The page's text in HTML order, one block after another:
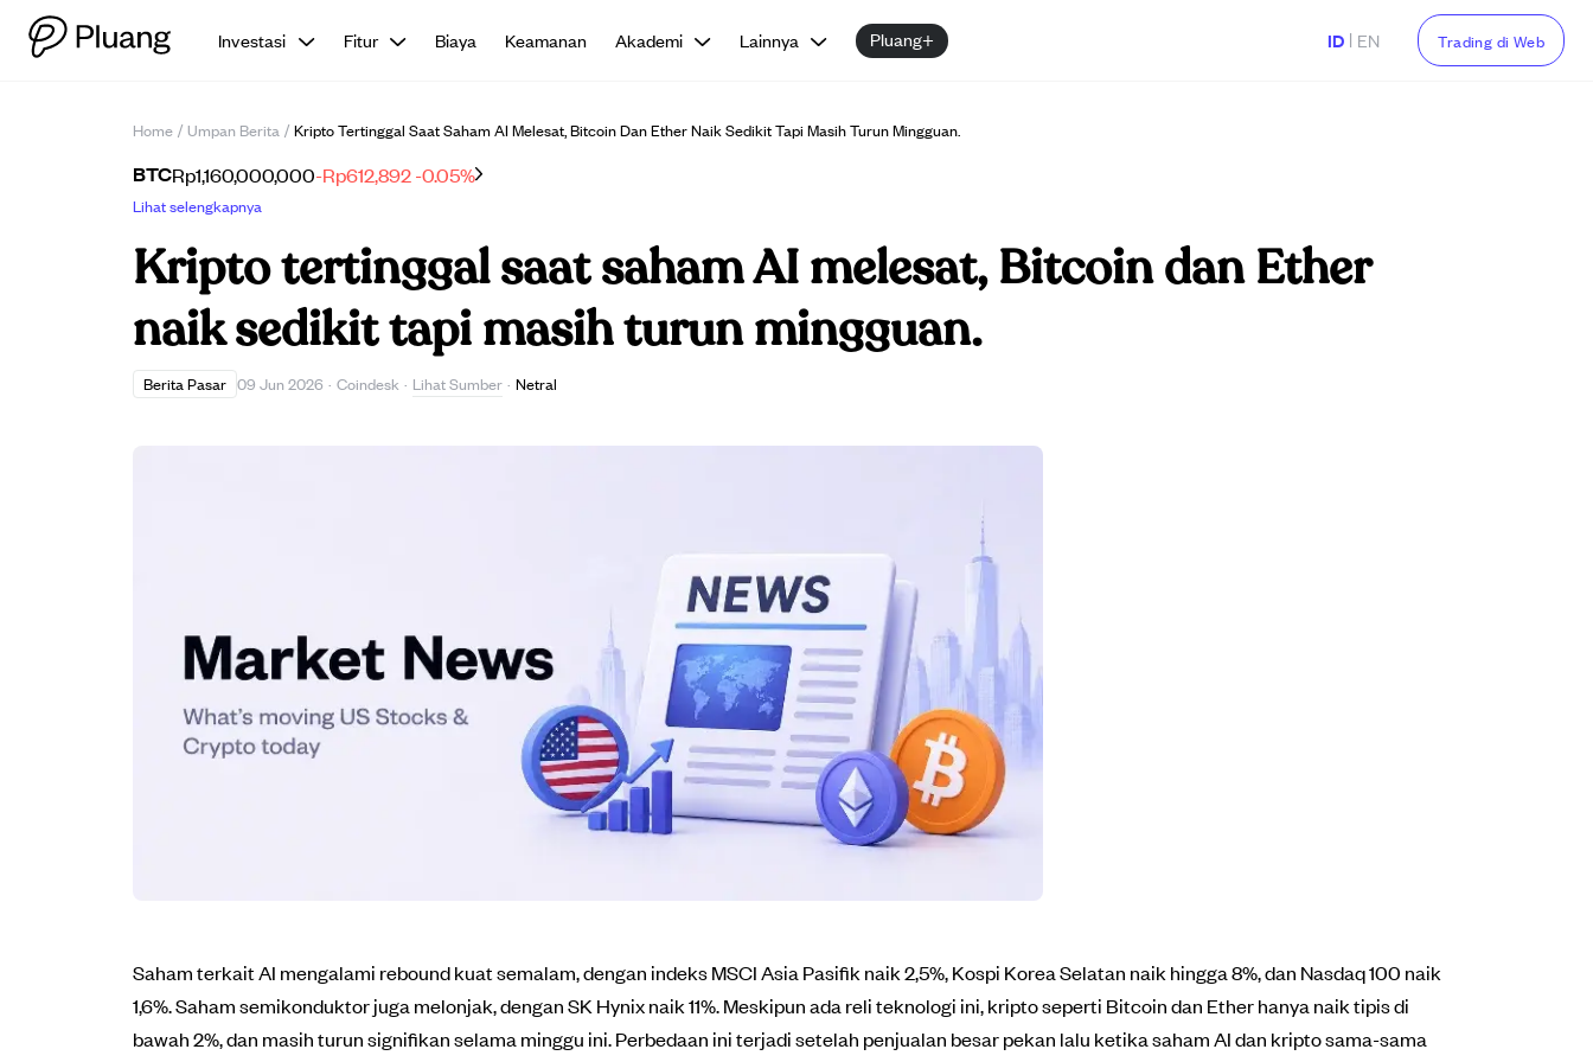
Investasi Fitur Biaya Keamanan Akademi Lainnya Pluang+ ID | EN Trading di Web
Home / Umpan Berita / Kripto Tertinggal Saat Saham AI Melesat, Bitcoin Dan Ether Naik Sedikit Tapi Masih Turun Mingguan.
BTCRp1,160,000,000-Rp612,892-0.05%
Lihat selengkapnya
Kripto tertinggal saat saham AI melesat, Bitcoin dan Ether
naik sedikit tapi masih turun mingguan.
Berita Pasar 09 Jun 2026 · Coindesk · Lihat Sumber · Netral
Saham terkait AI mengalami rebound kuat semalam, dengan indeks MSCI Asia Pasifik naik 2,5%, Kospi Korea Selatan naik hingga 8%, dan Nasdaq 100 naik
1,6%. Saham semikonduktor juga melonjak, dengan SK Hynix naik 11%. Meskipun ada reli teknologi ini, kripto seperti Bitcoin dan Ether hanya naik tipis di
bawah 2%, dan masih turun signifikan selama minggu ini. Perbedaan ini terjadi setelah penjualan besar pekan lalu ketika saham AI dan kripto sama-sama